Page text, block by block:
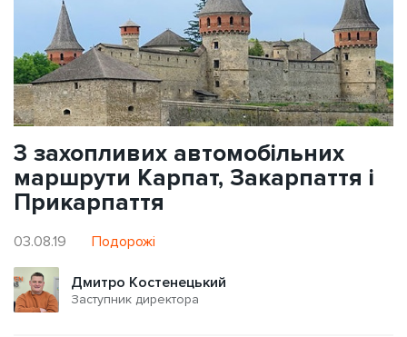
3 захопливих автомобільних
маршрути Карпат, Закарпаття і
Прикарпаття
03.08.19 Подорожі
Дмитро Костенецький
Заступник директора